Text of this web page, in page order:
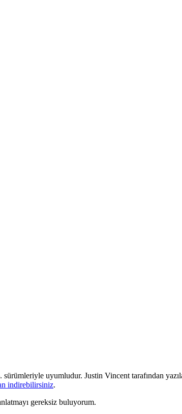
uyumludur. Justin Vincent tarafından
indirebilirsiniz.
gereksiz buluyorum.